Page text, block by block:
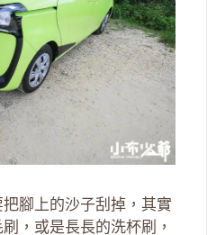
腳上的沙子刮掉，其實
，或是長長的洗杯刷，